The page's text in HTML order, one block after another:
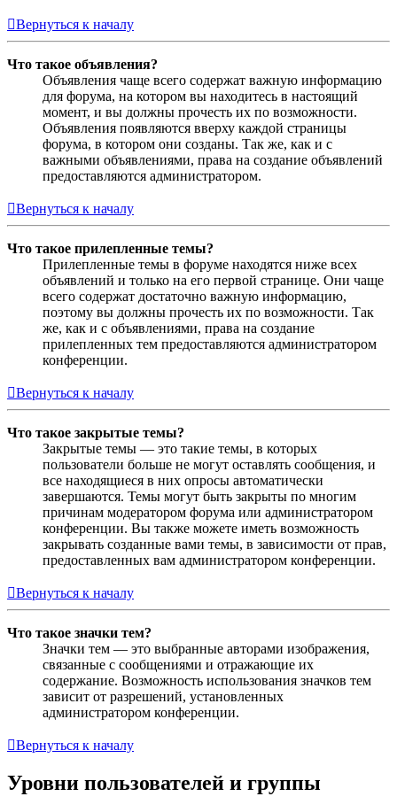
Вернуться к началу
Что такое объявления?
Объявления чаще всего содержат важную информацию
для форума, на котором вы находитесь в настоящий
момент, и вы должны прочесть их по возможности.
Объявления появляются вверху каждой страницы
форума, в котором они созданы. Так же, как и с
важными объявлениями, права на создание объявлений
предоставляются администратором.
Вернуться к началу
Что такое прилепленные темы?
Прилепленные темы в форуме находятся ниже всех
объявлений и только на его первой странице. Они чаще
всего содержат достаточно важную информацию,
поэтому вы должны прочесть их по возможности. Так
же, как и с объявлениями, права на создание
прилепленных тем предоставляются администратором
конференции.
Вернуться к началу
Что такое закрытые темы?
Закрытые темы — это такие темы, в которых
пользователи больше не могут оставлять сообщения, и
все находящиеся в них опросы автоматически
завершаются. Темы могут быть закрыты по многим
причинам модератором форума или администратором
конференции. Вы также можете иметь возможность
закрывать созданные вами темы, в зависимости от прав,
предоставленных вам администратором конференции.
Вернуться к началу
Что такое значки тем?
Значки тем — это выбранные авторами изображения,
связанные с сообщениями и отражающие их
содержание. Возможность использования значков тем
зависит от разрешений, установленных
администратором конференции.
Вернуться к началу
Уровни пользователей и группы